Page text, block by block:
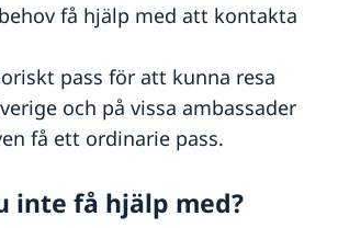
få hjälp med att kontakta
pass för att kunna resa
och på vissa ambassader
få ett ordinarie pass.
inte få hjälp med?